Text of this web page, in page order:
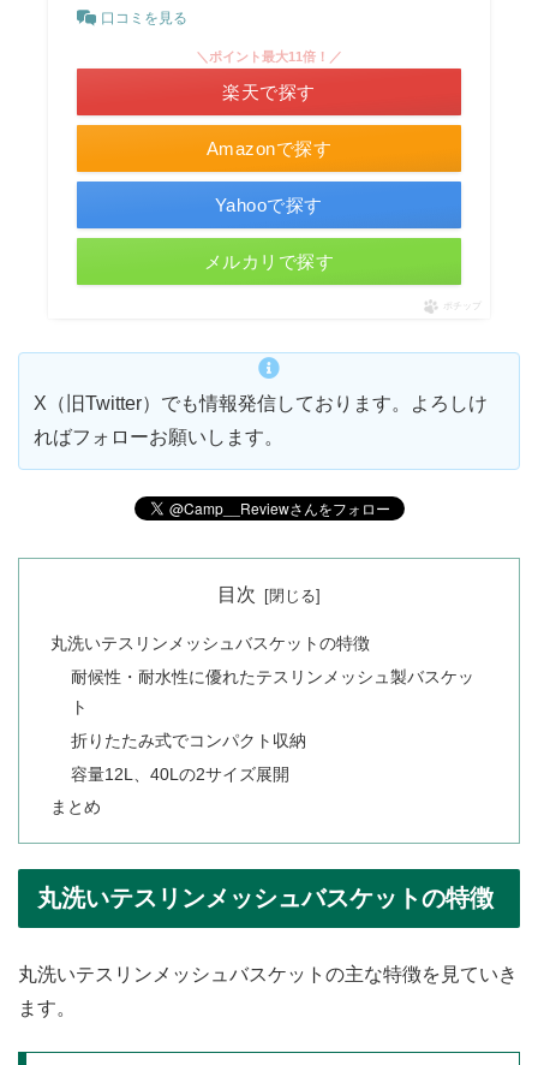
口コミを見る
Amazonで探す
＼ポイント最大11倍！／
楽天で探す
Yahooで探す
メルカリで探す
ポチップ
X（旧Twitter）でも情報発信しております。よろしけ
ればフォローお願いします。
目次
丸洗いテスリンメッシュバスケットの特徴
耐候性・耐水性に優れたテスリンメッシュ製バスケッ
ト
折りたたみ式でコンパクト収納
容量12L、40Lの2サイズ展開
まとめ
丸洗いテスリンメッシュバスケットの特徴
丸洗いテスリンメッシュバスケットの主な特徴を見ていき
ます。